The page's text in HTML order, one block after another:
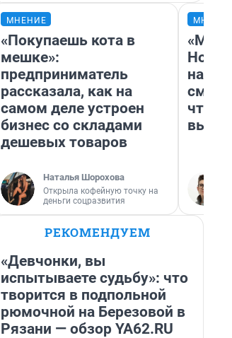
МНЕНИЕ
«Покупаешь кота в
мешке»:
предприниматель
рассказала, как на
самом деле устроен
бизнес со складами
дешевых товаров
Наталья Шорохова
Открыла кофейную точку на
деньги соцразвития
«Мы
РЕКОМЕНДУЕМ
«Девчонки, вы
испытываете судьбу»: что
творится в подпольной
рюмочной на Березовой в
Рязани — обзор YA62.RU